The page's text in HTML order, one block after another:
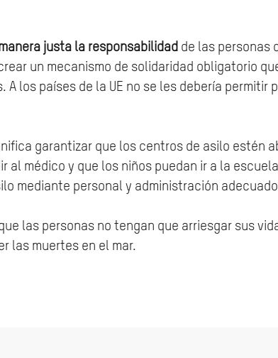
justa la responsabilidad de las personas
un mecanismo de solidaridad obligatorio
los países de la UE no se les debería
garantizar que los centros de asilo estén
al médico y que los niños puedan ir a la
mediante personal y administración
las personas no tengan que arriesgar sus
las muertes en el mar.